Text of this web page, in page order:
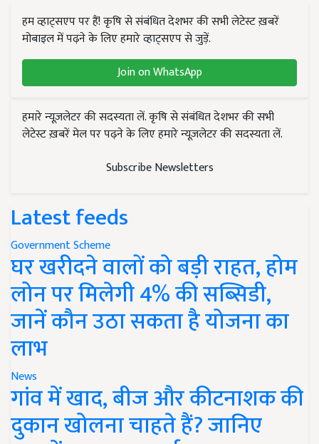
हम व्हाट्सएप पर हैं! कृषि से संबंधित देशभर की सभी लेटेस्ट ख़बरें
मोबाइल में पढ़ने के लिए हमारे व्हाट्सएप से जुड़ें.
Join on WhatsApp
हमारे न्यूज़लेटर की सदस्यता लें. कृषि से संबंधित देशभर की सभी
लेटेस्ट ख़बरें मेल पर पढ़ने के लिए हमारे न्यूज़लेटर की सदस्यता लें.
Subscribe Newsletters
Latest feeds
Government Scheme
घर खरीदने वालों को बड़ी राहत, होम
लोन पर मिलेगी 4% की सब्सिडी,
जानें कौन उठा सकता है योजना का
लाभ
News
गांव में खाद, बीज और कीटनाशक की
दुकान खोलना चाहते हैं? जानिए